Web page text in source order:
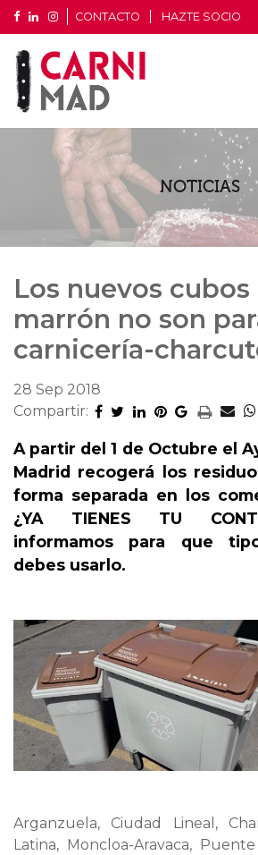
CONTACTO HAZTE SOCIO
NOTICIAS
Los nuevos
marrón no son
carnicería-
28 Sep 2018
Compartir:
A partir del 1 de Octubre el
Madrid recogerá los
forma separada en los
¿YA TIENES TU
informamos para que
debes usarlo.
Arganzuela, Ciudad Lineal,
Latina, Moncloa-Aravaca,